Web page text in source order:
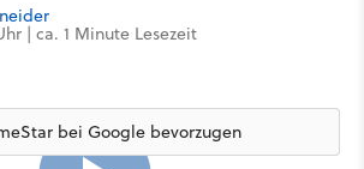
| ca. 1 Minute Lesezeit
bei Google bevorzugen
0:54